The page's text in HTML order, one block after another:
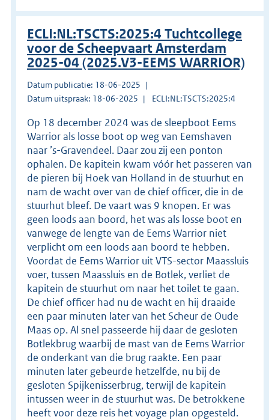
ECLI:NL:TSCTS:2025:4 Tuchtcollege
voor de Scheepvaart Amsterdam
2025-04 (2025.V3-EEMS WARRIOR)
Datum publicatie: 18-06-2025
Datum uitspraak: 18-06-2025
ECLI:NL:TSCTS:2025:4
Op 18 december 2024 was de sleepboot Eems
Warrior als losse boot op weg van Eemshaven
naar ’s-Gravendeel. Daar zou zij een ponton
ophalen. De kapitein kwam vóór het passeren van
de pieren bij Hoek van Holland in de stuurhut en
nam de wacht over van de chief officer, die in de
stuurhut bleef. De vaart was 9 knopen. Er was
geen loods aan boord, het was als losse boot en
vanwege de lengte van de Eems Warrior niet
verplicht om een loods aan boord te hebben.
Voordat de Eems Warrior uit VTS-sector Maassluis
voer, tussen Maassluis en de Botlek, verliet de
kapitein de stuurhut om naar het toilet te gaan.
De chief officer had nu de wacht en hij draaide
een paar minuten later van het Scheur de Oude
Maas op. Al snel passeerde hij daar de gesloten
Botlekbrug waarbij de mast van de Eems Warrior
de onderkant van die brug raakte. Een paar
minuten later gebeurde hetzelfde, nu bij de
gesloten Spijkenisserbrug, terwijl de kapitein
intussen weer in de stuurhut was. De betrokkene
heeft voor deze reis het voyage plan opgesteld.